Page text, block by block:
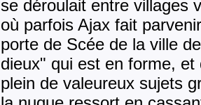
se déroulait entre villages
où parfois Ajax fait
porte de Scée de la ville
dieux" qui est en forme,
plein de valeureux sujets